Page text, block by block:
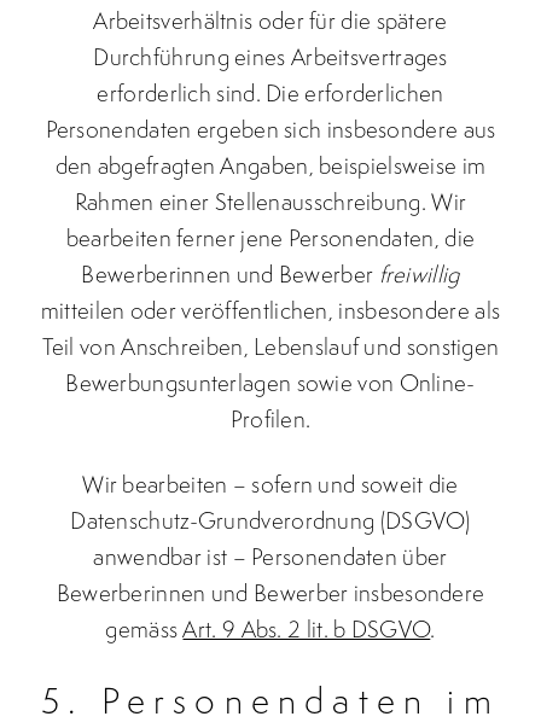
Arbeitsverhältnis oder für die spätere
Durchführung eines Arbeitsvertrages
erforderlich sind. Die erforderlichen
Personendaten ergeben sich insbesondere aus
den abgefragten Angaben, beispielsweise im
Rahmen einer Stellenausschreibung. Wir
bearbeiten ferner jene Personendaten, die
Bewerberinnen und Bewerber freiwillig
mitteilen oder veröffentlichen, insbesondere als
Teil von Anschreiben, Lebenslauf und sonstigen
Bewerbungsunterlagen sowie von Online-
Profilen.
Wir bearbeiten – sofern und soweit die
Datenschutz-Grundverordnung (DSGVO)
anwendbar ist – Personendaten über
Bewerberinnen und Bewerber insbesondere
gemässArt. 9 Abs. 2 lit. b DSGVO.
5. Personendaten im